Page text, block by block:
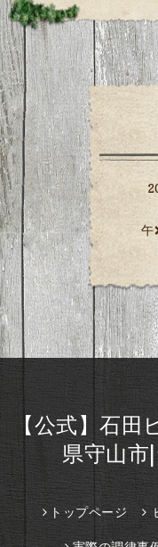
午
【公式】石
県守山
トップページ